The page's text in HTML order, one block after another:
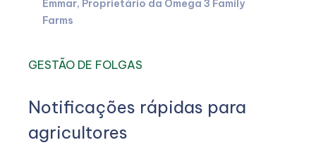
Emmar, Proprietário da Omega 3 Family
Farms
GESTÃO DE FOLGAS
Notificações rápidas para
agricultores